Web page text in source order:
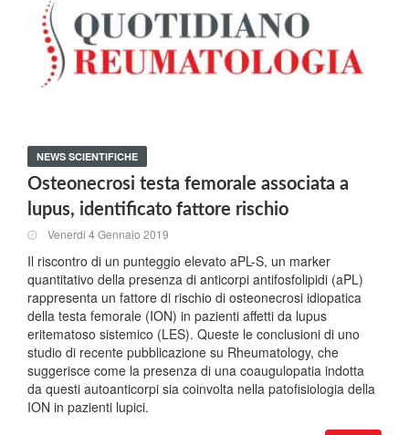
NEWS SCIENTIFICHE
Osteonecrosi testa femorale associata a
lupus, identificato fattore rischio
Venerdi 4 Gennaio 2019
Il riscontro di un punteggio elevato aPL-S, un marker
quantitativo della presenza di anticorpi antifosfolipidi (aPL)
rappresenta un fattore di rischio di osteonecrosi idiopatica
della testa femorale (ION) in pazienti affetti da lupus
eritematoso sistemico (LES). Queste le conclusioni di uno
studio di recente pubblicazione su Rheumatology, che
suggerisce come la presenza di una coaugulopatia indotta
da questi autoanticorpi sia coinvolta nella patofisiologia della
ION in pazienti lupici.